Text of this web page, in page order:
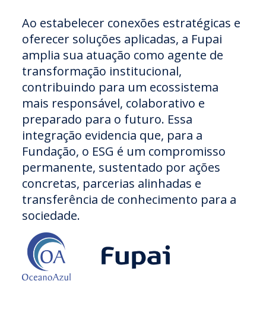
Ao estabelecer conexões estratégicas e
oferecer soluções aplicadas, a Fupai
amplia sua atuação como agente de
transformação institucional,
contribuindo para um ecossistema
mais responsável, colaborativo e
preparado para o futuro. Essa
integração evidencia que, para a
Fundação, o ESG é um compromisso
permanente, sustentado por ações
concretas, parcerias alinhadas e
transferência de conhecimento para a
sociedade.